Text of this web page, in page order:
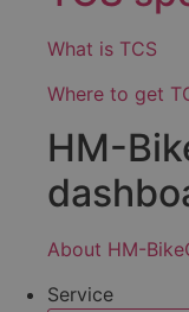
What is TCS
Where to get
HM-
About HM-
Service